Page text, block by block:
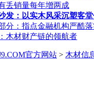
丢销量每年增两成
发：以实木风采沉塑客堂
分：指点金融机构严酷
木材财产链的领航者
官方网站 > 木材信